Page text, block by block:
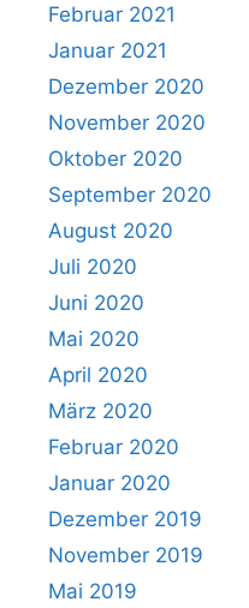
Februar 2021
Januar 2021
Dezember 2020
November 2020
Oktober 2020
September 2020
August 2020
Juli 2020
Juni 2020
Mai 2020
April 2020
März 2020
Februar 2020
Januar 2020
Dezember 2019
November 2019
Mai 2019